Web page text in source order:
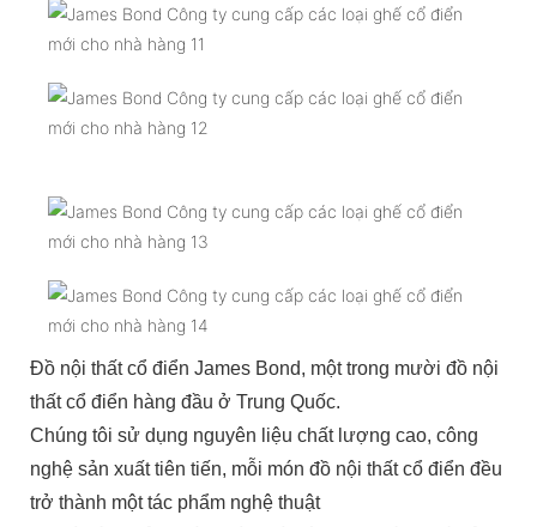
Đồ nội thất cổ điển James Bond, một trong mười đồ nội
thất cổ điển hàng đầu ở Trung Quốc.
Chúng tôi sử dụng nguyên liệu chất lượng cao, công
nghệ sản xuất tiên tiến, mỗi món đồ nội thất cổ điển đều
trở thành một tác phẩm nghệ thuật